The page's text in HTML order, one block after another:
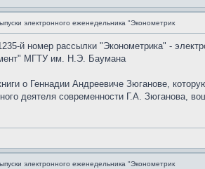
электронного еженедельника "Эконометрик
й номер рассылки "Эконометрика" -
МГТУ им. Н.Э. Баумана
о Геннадии Андреевиче Зюганове,
деятеля современности Г.А.
электронного еженедельника "Эконометрик